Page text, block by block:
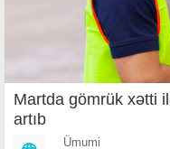
Martda gömrük xətti
artıb
Ümumi